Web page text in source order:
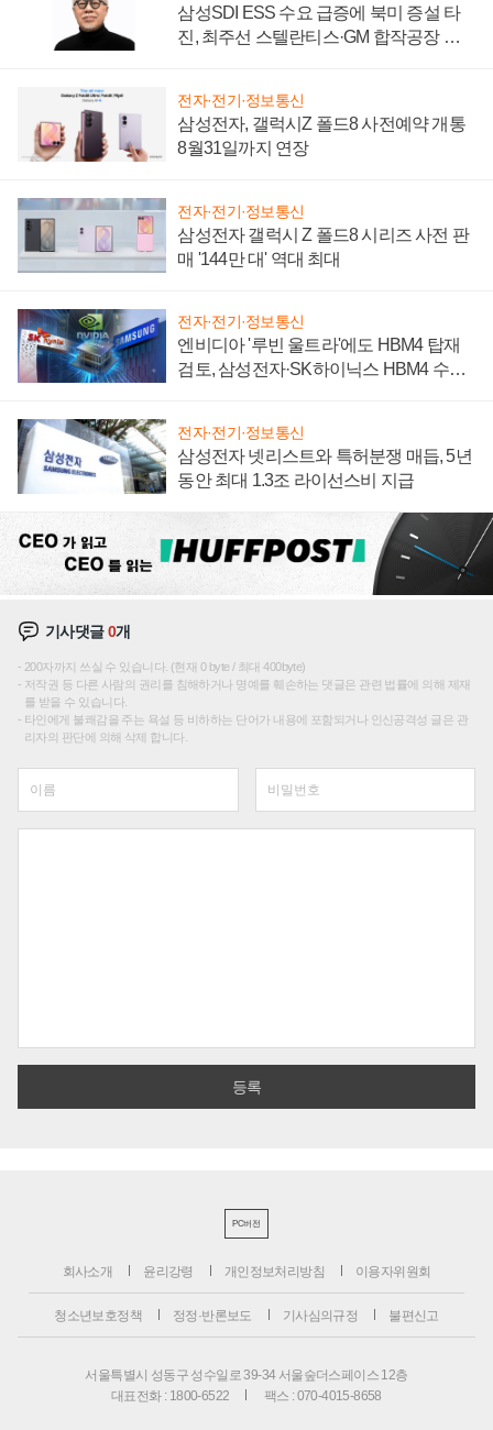
삼성SDI ESS 수요 급증에 북미 증설 타
진, 최주선 스텔란티스·GM 합작공장 건
전자·전기·정보통신
삼성전자, 갤럭시Z 폴드8 사전예약 개통
8월31일까지 연장
전자·전기·정보통신
삼성전자 갤럭시 Z 폴드8 시리즈 사전 판
매 '144만 대' 역대 최대
전자·전기·정보통신
엔비디아 '루빈 울트라'에도 HBM4 탑재
검토, 삼성전자·SK하이닉스 HBM4 수율
전자·전기·정보통신
삼성전자 넷리스트와 특허분쟁 매듭, 5년
동안 최대 1.3조 라이선스비 지급
기사댓글0개
200자까지 쓰실 수 있습니다. (현재 0 byte / 최대 400byte)
저작권 등 다른 사람의 권리를 침해하거나 명예를 훼손하는 댓글은 관련 법률에 의해 제재
를 받을 수 있습니다.
타인에게 불쾌감을 주는 욕설 등 비하하는 단어가 내용에 포함되거나 인신공격성 글은 관
리자의 판단에 의해 삭제 합니다.
PC버전
회사소개 윤리강령 개인정보처리방침 이용자위원회
청소년보호정책 정정·반론보도 기사심의규정 불편신고
서울특별시 성동구 성수일로 39-34 서울숲더스페이스 12층
대표전화 : 1800-6522
팩스 : 070-4015-8658